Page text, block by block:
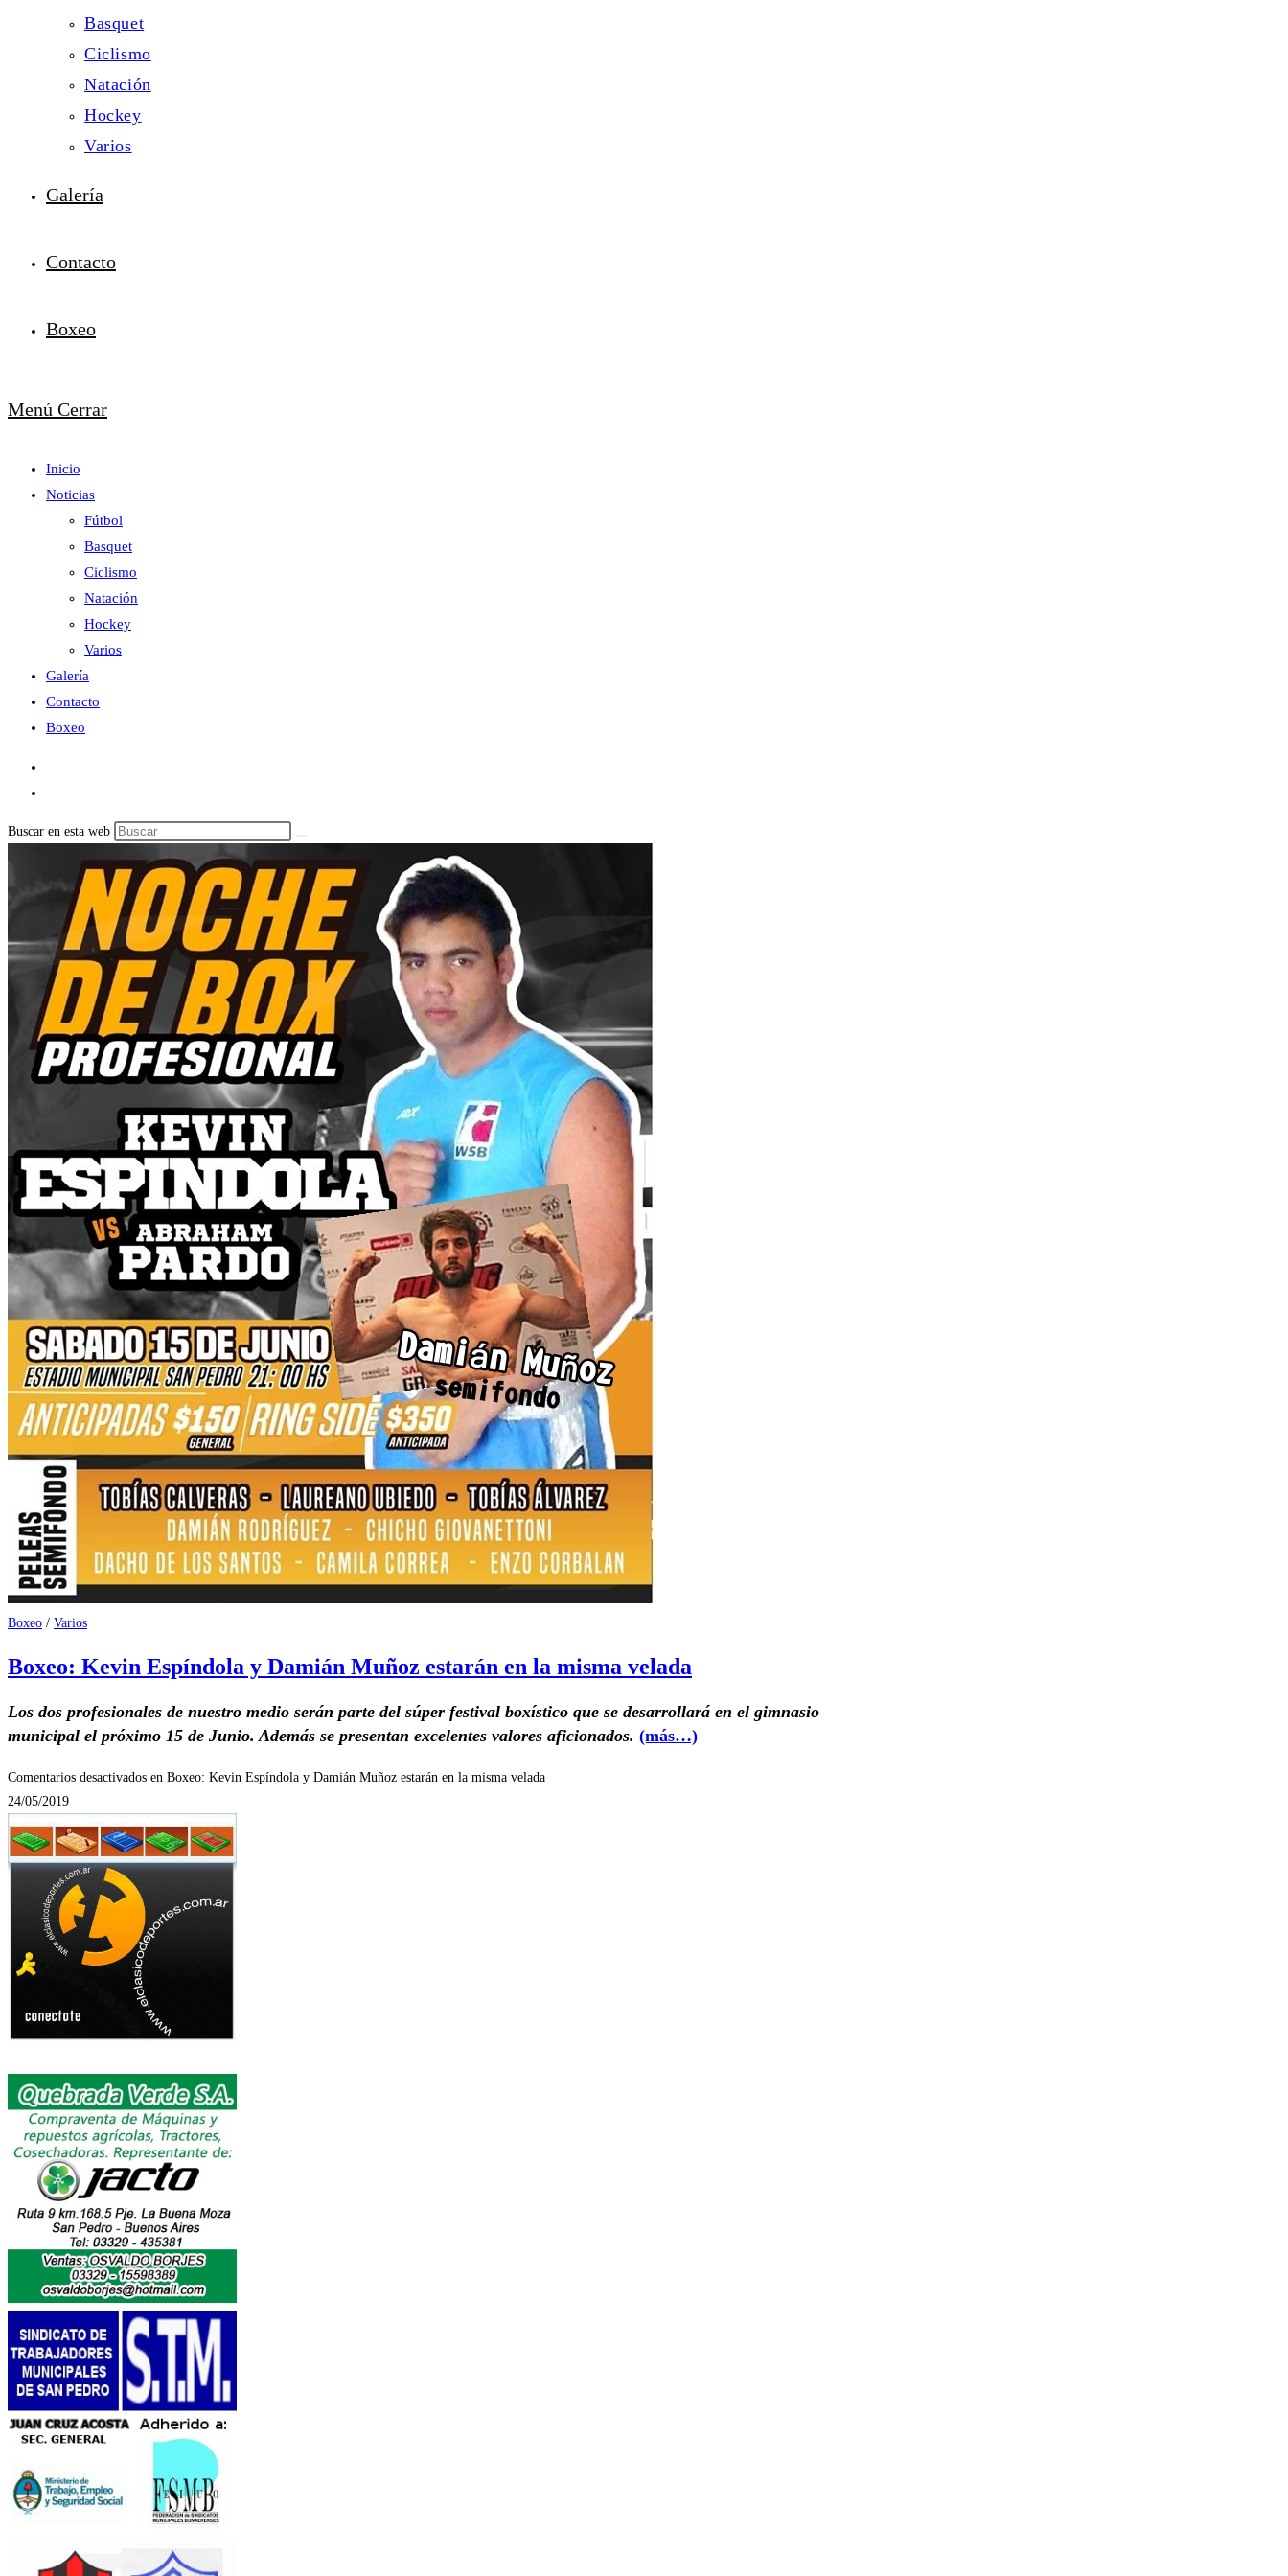
Basquet
Ciclismo
Natación
Hockey
Varios
Galería
Contacto
Boxeo
Menú Cerrar
Inicio
Noticias
Fútbol
Basquet
Ciclismo
Natación
Hockey
Varios
Galería
Contacto
Boxeo
Buscar en esta web
Boxeo / Varios
Boxeo: Kevin Espíndola y Damián Muñoz estarán en la misma velada
Los dos profesionales de nuestro medio serán parte del súper festival boxístico que se desarrollará en el gimnasio
municipal el próximo 15 de Junio. Además se presentan excelentes valores aficionados. (más…)
Comentarios desactivados en Boxeo: Kevin Espíndola y Damián Muñoz estarán en la misma velada
24/05/2019